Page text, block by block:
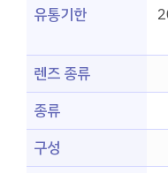
유통기한
렌즈 종류
종류
구성